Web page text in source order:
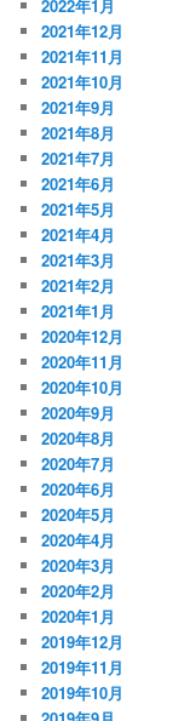
2022年1月
2021年12月
2021年11月
2021年10月
2021年9月
2021年8月
2021年7月
2021年6月
2021年5月
2021年4月
2021年3月
2021年2月
2021年1月
2020年12月
2020年11月
2020年10月
2020年9月
2020年8月
2020年7月
2020年6月
2020年5月
2020年4月
2020年3月
2020年2月
2020年1月
2019年12月
2019年11月
2019年10月